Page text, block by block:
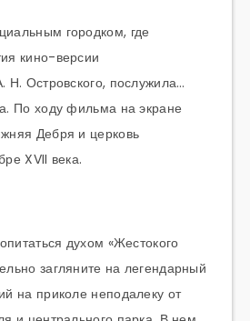
городком, где
кино-версии
Н. Островского, послужила…
По ходу фильма на экране
Дебря и церковь
XVII века.
духом «Жестокого
загляните на легендарный
на приколе неподалеку от